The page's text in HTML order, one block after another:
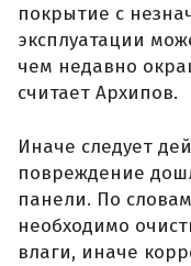
покрытие с
эксплуатации
чем недавно
считает Архипов.
Иначе следует
повреждение
панели. По
необходимо
влаги, иначе